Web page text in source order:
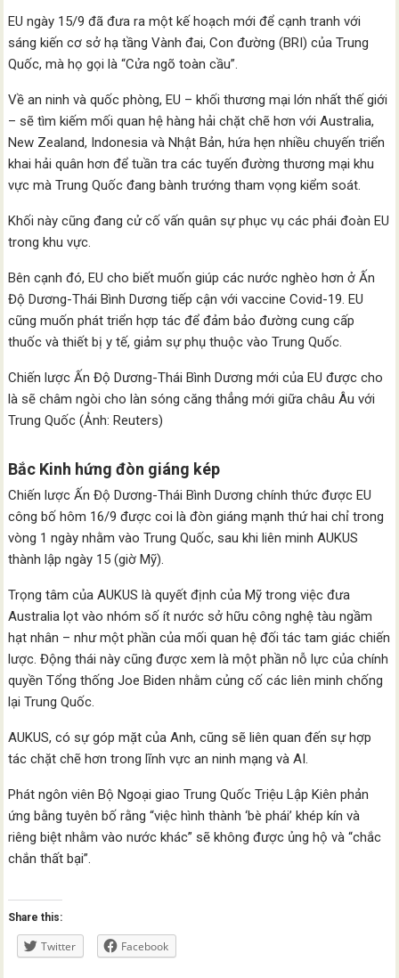
EU ngày 15/9 đã đưa ra một kế hoạch mới để cạnh tranh với
sáng kiến cơ sở hạ tầng Vành đai, Con đường (BRI) của Trung
Quốc, mà họ gọi là “Cửa ngõ toàn cầu”.
Về an ninh và quốc phòng, EU – khối thương mại lớn nhất thế giới
– sẽ tìm kiếm mối quan hệ hàng hải chặt chẽ hơn với Australia,
New Zealand, Indonesia và Nhật Bản, hứa hẹn nhiều chuyến triển
khai hải quân hơn để tuần tra các tuyến đường thương mại khu
vực mà Trung Quốc đang bành trướng tham vọng kiểm soát.
Khối này cũng đang cử cố vấn quân sự phục vụ các phái đoàn EU
trong khu vực.
Bên cạnh đó, EU cho biết muốn giúp các nước nghèo hơn ở Ấn
Độ Dương-Thái Bình Dương tiếp cận với vaccine Covid-19. EU
cũng muốn phát triển hợp tác để đảm bảo đường cung cấp
thuốc và thiết bị y tế, giảm sự phụ thuộc vào Trung Quốc.
Chiến lược Ấn Độ Dương-Thái Bình Dương mới của EU được cho
là sẽ châm ngòi cho làn sóng căng thẳng mới giữa châu Âu với
Trung Quốc (Ảnh: Reuters)
Bắc Kinh hứng đòn giáng kép
Chiến lược Ấn Độ Dương-Thái Bình Dương chính thức được EU
công bố hôm 16/9 được coi là đòn giáng mạnh thứ hai chỉ trong
vòng 1 ngày nhằm vào Trung Quốc, sau khi liên minh AUKUS
thành lập ngày 15 (giờ Mỹ).
Trọng tâm của AUKUS là quyết định của Mỹ trong việc đưa
Australia lọt vào nhóm số ít nước sở hữu công nghệ tàu ngầm
hạt nhân – như một phần của mối quan hệ đối tác tam giác chiến
lược. Động thái này cũng được xem là một phần nỗ lực của chính
quyền Tổng thống Joe Biden nhằm củng cố các liên minh chống
lại Trung Quốc.
AUKUS, có sự góp mặt của Anh, cũng sẽ liên quan đến sự hợp
tác chặt chẽ hơn trong lĩnh vực an ninh mạng và AI.
Phát ngôn viên Bộ Ngoại giao Trung Quốc Triệu Lập Kiên phản
ứng bằng tuyên bố rằng “việc hình thành ‘bè phái’ khép kín và
riêng biệt nhằm vào nước khác” sẽ không được ủng hộ và “chắc
chắn thất bại”.
Share this:
Twitter Facebook